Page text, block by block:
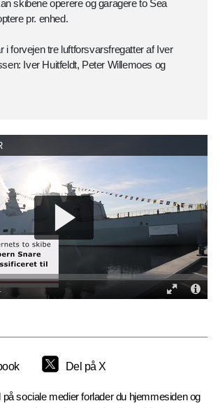
skibene operere og garagere to Sea
pr. enhed.
i forvejen tre luftforsvarsfregatter af Iver
Iver Huitfeldt, Peter Willemoes og
Del på X
på sociale medier forlader du hjemmesiden og